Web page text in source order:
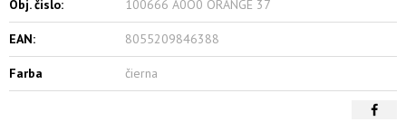
Obj. čislo: 100666 A0O0 ORANGE 37
EAN: 8055209846388
Farba čierna